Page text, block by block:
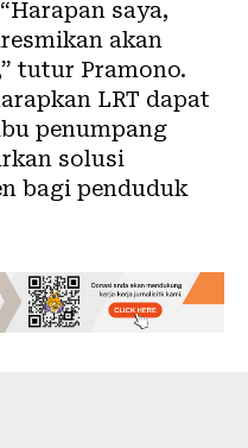
saya,
akan
tutur Pramono.
LRT dapat
penumpang
solusi
bagi penduduk